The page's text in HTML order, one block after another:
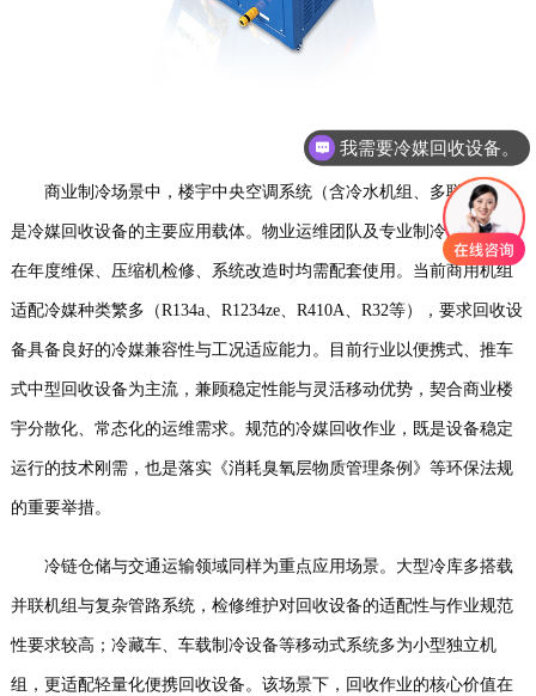
商业制冷场景中，楼宇中央空调系统（含冷水机组、多联机等）
是冷媒回收设备的主要应用载体。物业运维团队及专业制冷服务机构
在年度维保、压缩机检修、系统改造时均需配套使用。当前商用机组
适配冷媒种类繁多（R134a、R1234ze、R410A、R32等），要求回收设
备具备良好的冷媒兼容性与工况适应能力。目前行业以便携式、推车
式中型回收设备为主流，兼顾稳定性能与灵活移动优势，契合商业楼
宇分散化、常态化的运维需求。规范的冷媒回收作业，既是设备稳定
运行的技术刚需，也是落实《消耗臭氧层物质管理条例》等环保法规
的重要举措。
冷链仓储与交通运输领域同样为重点应用场景。大型冷库多搭载
并联机组与复杂管路系统，检修维护对回收设备的适配性与作业规范
性要求较高；冷藏车、车载制冷设备等移动式系统多为小型独立机
组，更适配轻量化便携回收设备。该场景下，回收作业的核心价值在
我需要冷媒回收设备。
我需要冷媒加注设备。